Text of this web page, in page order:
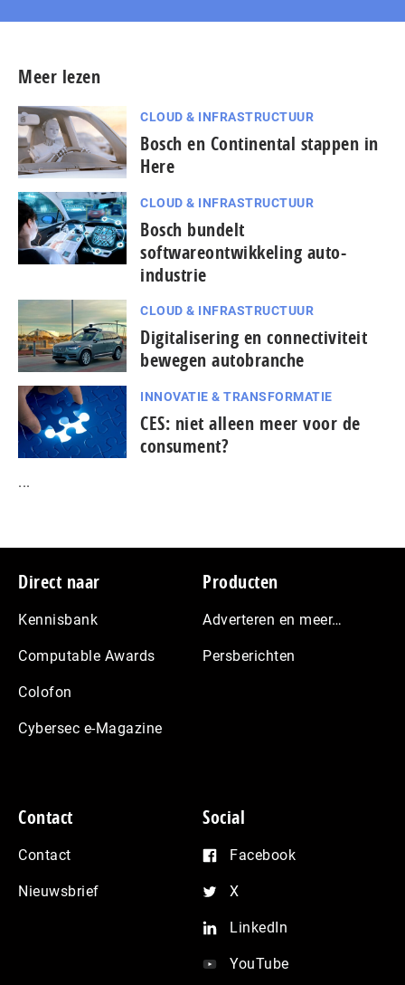
Meer lezen
CLOUD & INFRASTRUCTUUR
Bosch en Continental stappen in
Here
CLOUD & INFRASTRUCTUUR
Bosch bundelt
softwareontwikkeling auto-
industrie
CLOUD & INFRASTRUCTUUR
Digitalisering en connectiviteit
bewegen autobranche
INNOVATIE & TRANSFORMATIE
CES: niet alleen meer voor de
consument?
...
Footer
Direct naar
Kennisbank
Computable Awards
Colofon
Cybersec e-Magazine
Producten
Adverteren en meer…
Persberichten
Contact
Contact
Nieuwsbrief
Social
Facebook
X
LinkedIn
YouTube